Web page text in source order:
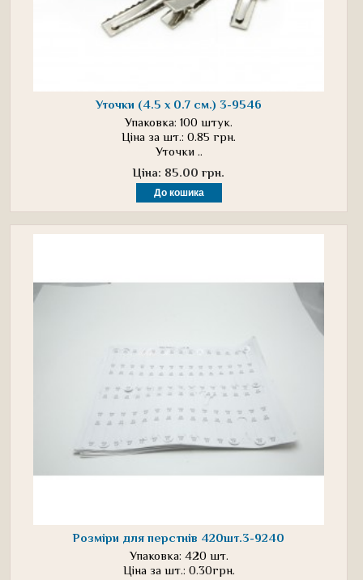
Уточки (4.5 х 0.7 см.) 3-9546
Упаковка: 100 штук.
Ціна за шт.: 0.85 грн.
Уточки ..
Ціна: 85.00 грн.
Розміри для перстнів 420шт.3-9240
Упаковка: 420 шт.
Ціна за шт.: 0.30грн.